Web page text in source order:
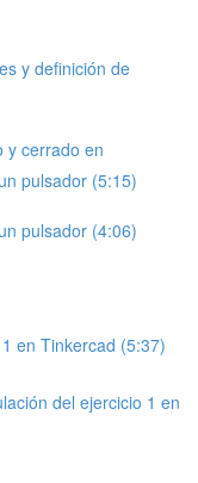
y definición de
y cerrado en
pulsador (5:15)
pulsador (4:06)
en Tinkercad (5:37)
del ejercicio 1 en